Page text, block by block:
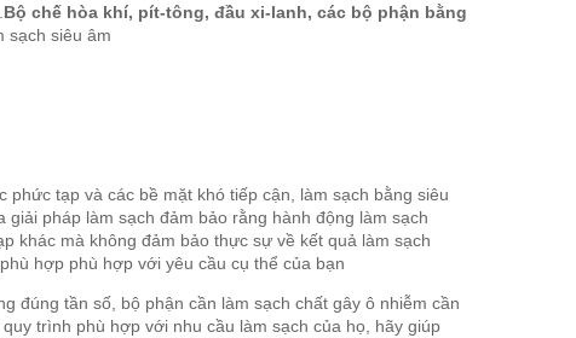
Bộ chế hòa khí, pít-tông, đầu xi-lanh, các bộ phận bằng
sạch siêu âm
tạp và các bề mặt khó tiếp cận, làm sạch bằng siêu
pháp làm sạch đảm bảo rằng hành động làm sạch
khác mà không đảm bảo thực sự về kết quả làm sạch
hợp phù hợp với yêu cầu cụ thể của bạn
đúng tần số, bộ phận cần làm sạch chất gây ô nhiễm cần
trình phù hợp với nhu cầu làm sạch của họ, hãy giúp